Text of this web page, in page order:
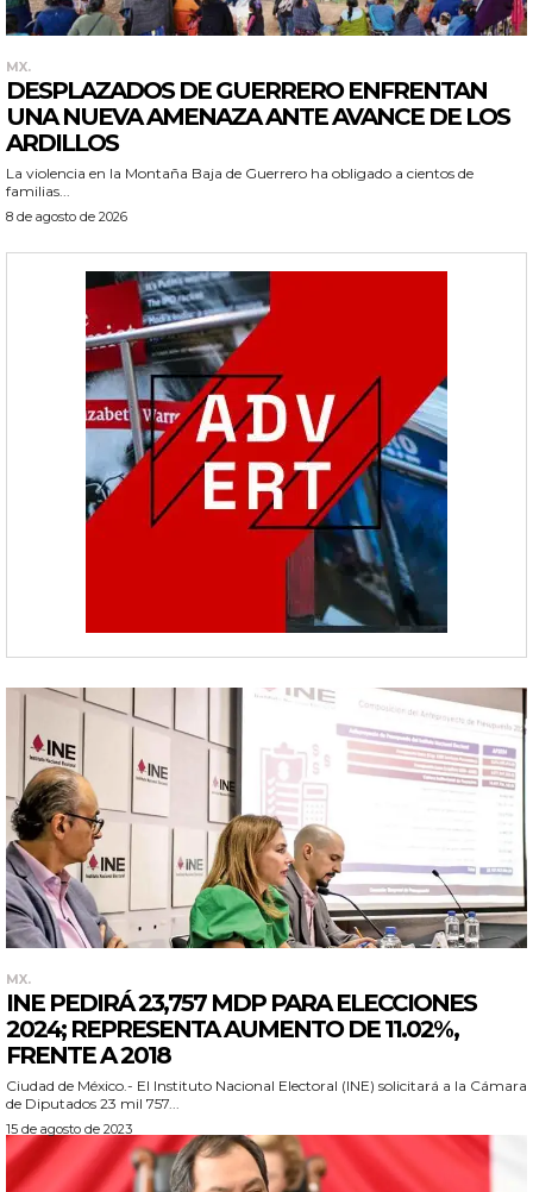
MX.
DESPLAZADOS DE GUERRERO ENFRENTAN
UNA NUEVA AMENAZA ANTE AVANCE DE LOS
ARDILLOS
La violencia en la Montaña Baja de Guerrero ha obligado a cientos de
familias...
8 de agosto de 2026
MX.
INE PEDIRÁ 23,757 MDP PARA ELECCIONES
2024; REPRESENTA AUMENTO DE 11.02%,
FRENTE A 2018
Ciudad de México.- El Instituto Nacional Electoral (INE) solicitará a la Cámara
de Diputados 23 mil 757...
15 de agosto de 2023